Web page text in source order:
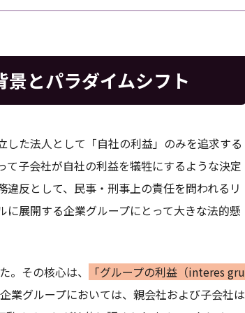
とパラダイムシフト
た法人として「自社の利益」のみを追求する
子会社が自社の利益を犠牲にするような決定
反として、民事・刑事上の責任を問われるリ
に展開する企業グループにとって大きな法的懸
。その核心は、
「グループの利益（interes gru
業グループにおいては、親会社および子会社は